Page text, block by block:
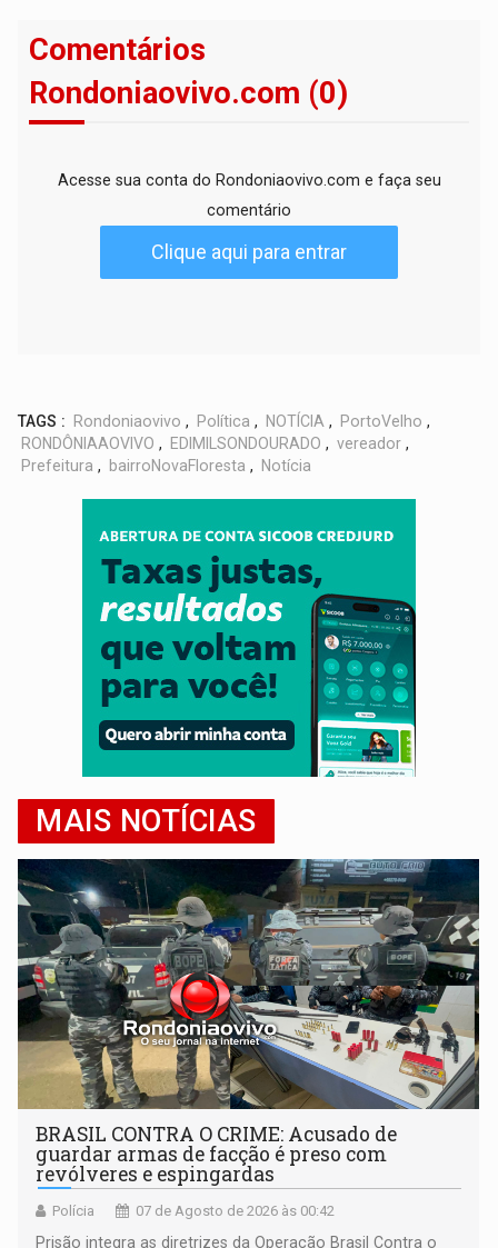
Comentários
Rondoniaovivo.com (0)
Acesse sua conta do Rondoniaovivo.com e faça seu
comentário
Clique aqui para entrar
TAGS : Rondoniaovivo , Política , NOTÍCIA , PortoVelho ,
RONDÔNIAAOVIVO , EDIMILSONDOURADO , vereador ,
Prefeitura , bairroNovaFloresta , Notícia
MAIS NOTÍCIAS
BRASIL CONTRA O CRIME: Acusado de
guardar armas de facção é preso com
revólveres e espingardas
Polícia 07 de Agosto de 2026 às 00:42
Prisão integra as diretrizes da Operação Brasil Contra o